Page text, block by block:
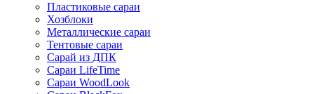
Пластиковые сараи
Хозблоки
Металлические сараи
Тентовые сараи
Сарай из ДПК
Cараи LifeTime
Cараи WoodLook